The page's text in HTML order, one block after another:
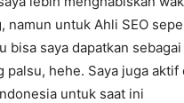
untuk Ahli SEO
saya dapatkan
palsu, hehe. Saya juga
untuk saat ini